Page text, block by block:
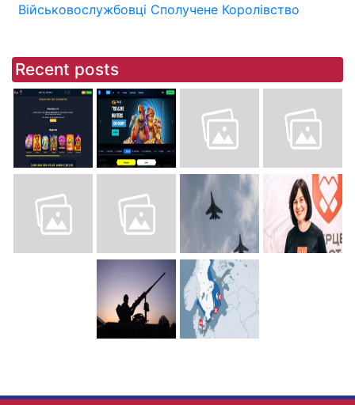
Військовослужбовці Сполучене Королівство
Recent posts